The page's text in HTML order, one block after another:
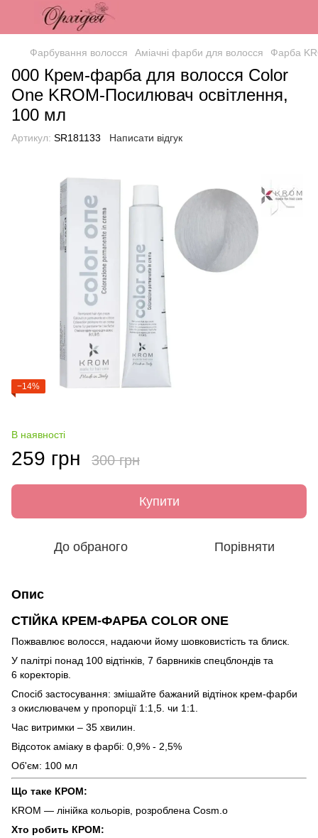
Фарбування волосся Аміачні фарби для волосся Фарба
000 Крем-фарба для волосся Color
One KROM-Посилювач освітлення,
100 мл
Артикул: SR181133 Написати відгук
−14%
В наявності
259 грн 300 грн
Купити
До обраного Порівняти
Опис
СТІЙКА КРЕМ-ФАРБА COLOR ONE
Пожвавлює волосся, надаючи йому шовковистість та блиск.
У палітрі понад 100 відтінків, 7 барвників спецблондів та
6 коректорів.
Спосіб застосування: змішайте бажаний відтінок крем-фарби
з окислювачем у пропорції 1:1,5. чи 1:1.
Час витримки – 35 хвилин.
Відсоток аміаку в фарбі: 0,9% - 2,5%
Об'єм: 100 мл
Що таке КРОМ:
KROM — лінійка кольорів, розроблена Cosm.o
Хто робить КРОМ: